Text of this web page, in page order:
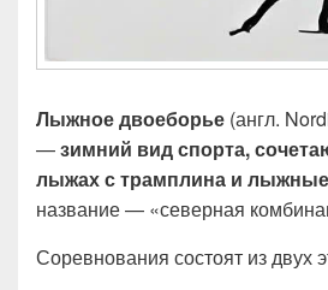
Лыжное двоеборье (англ.
—зимний вид спорта,
лыжах с трамплина и лыжные
название — «северная
Соревнования состоят из двух